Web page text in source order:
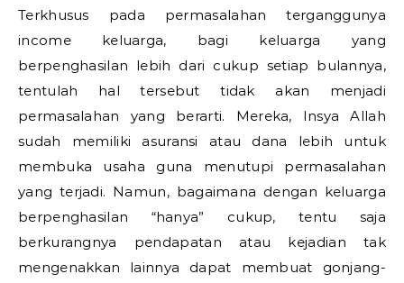
Terkhusus pada permasalahan terganggunya
income keluarga, bagi keluarga yang
berpenghasilan lebih dari cukup setiap bulannya,
tentulah hal tersebut tidak akan menjadi
permasalahan yang berarti. Mereka, Insya Allah
sudah memiliki asuransi atau dana lebih untuk
membuka usaha guna menutupi permasalahan
yang terjadi. Namun, bagaimana dengan keluarga
berpenghasilan “hanya” cukup, tentu saja
berkurangnya pendapatan atau kejadian tak
mengenakkan lainnya dapat membuat gonjang-